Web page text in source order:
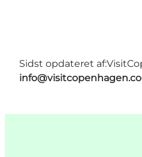
Sidst opdateret af: